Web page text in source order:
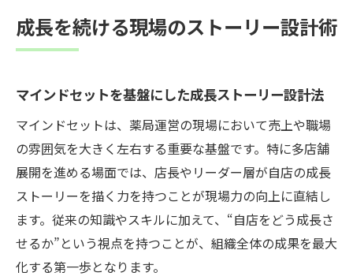
成長を続ける現場のストーリー設計術
マインドセットを基盤にした成長ストーリー設計法
マインドセットは、薬局運営の現場において売上や職場
の雰囲気を大きく左右する重要な基盤です。特に多店舗
展開を進める場面では、店長やリーダー層が自店の成長
ストーリーを描く力を持つことが現場力の向上に直結し
ます。従来の知識やスキルに加えて、“自店をどう成長さ
せるか”という視点を持つことが、組織全体の成果を最大
化する第一歩となります。